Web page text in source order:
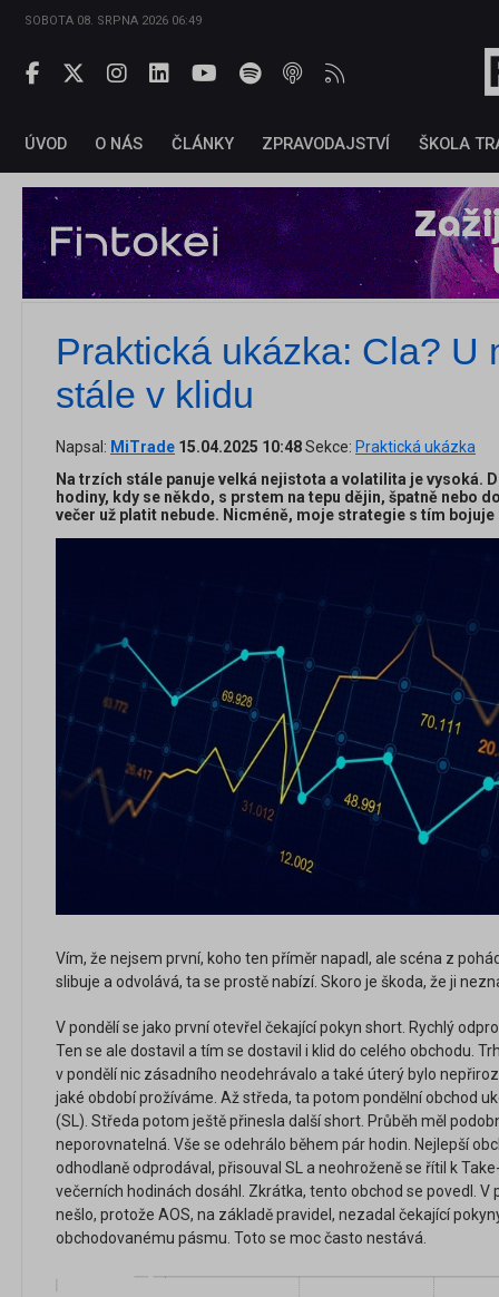
SOBOTA 08. SRPNA 2026 06:49
ÚVOD O NÁS ČLÁNKY ZPRAVODAJSTVÍ ŠKOLA
Praktická ukázka: Cla? U
stále v klidu
Napsal: MiTrade 15.04.2025 10:48Sekce: Praktická ukázka
Na trzích stále panuje velká nejistota a volatilita je vysoká.
hodiny, kdy se někdo, s prstem na tepu dějin, špatně nebo
večer už platit nebude. Nicméně, moje strategie s tím
Vím, že nejsem první, koho ten příměr napadl, ale scéna z
slibuje a odvolává, ta se prostě nabízí. Skoro je škoda, že ji
V pondělí se jako první otevřel čekající pokyn short. Rychlý
Ten se ale dostavil a tím se dostavil i klid do celého obchodu.
v pondělí nic zásadního neodehrávalo a také úterý bylo
jaké období prožíváme. Až středa, ta potom pondělní obchod
(SL). Středa potom ještě přinesla další short. Průběh měl
neporovnatelná. Vše se odehrálo během pár hodin. Nejlepší
odhodlaně odprodával, přisouval SL a neohroženě se řítil k
večerních hodinách dosáhl. Zkrátka, tento obchod se povedl. V
nešlo, protože AOS, na základě pravidel, nezadal čekající
obchodovanému pásmu. Toto se moc často nestává.